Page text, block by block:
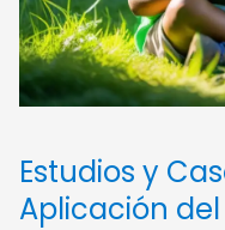
Estudios y
Aplicación